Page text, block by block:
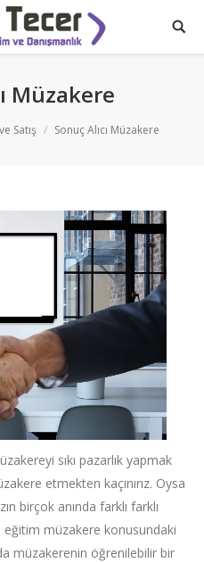
Müzakere
Satış Sonuç Alıcı Müzakere
sıkı pazarlık yapmak
etmekten kaçınırız. Oysa
birçok anında farklı farklı
müzakere konusundaki
müzakerenin öğrenilebilir bir